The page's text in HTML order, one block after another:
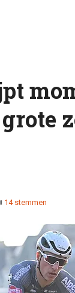
14 stemmen